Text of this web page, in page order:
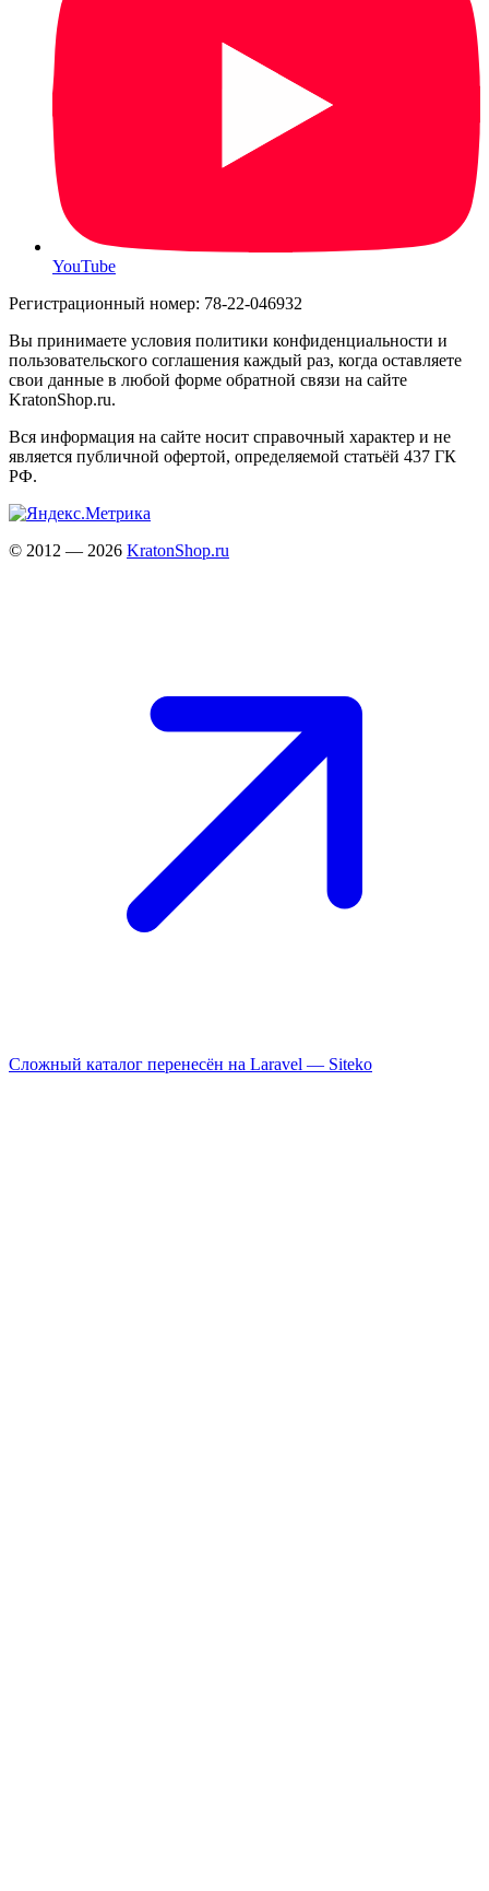
YouTube
Регистрационный номер: 78-22-046932
Вы принимаете условия политики конфиденциальности и
пользовательского соглашения каждый раз, когда оставляете
свои данные в любой форме обратной связи на сайте
KratonShop.ru.
Вся информация на сайте носит справочный характер и не
является публичной офертой, определяемой статьёй 437 ГК
РФ.
© 2012 — 2026 KratonShop.ru
Сложный каталог перенесён на Laravel — Siteko